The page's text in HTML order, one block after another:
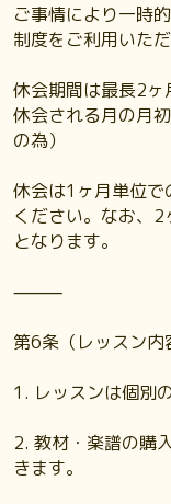
ご事情により一時
制度をご利用いた
休会期間は最長2
休会される月の月
の為）
休会は1ヶ月単位で
ください。なお、
となります。
⸻
第6条（レッスン内
1. レッスンは個別
2. 教材・楽譜の購
きます。